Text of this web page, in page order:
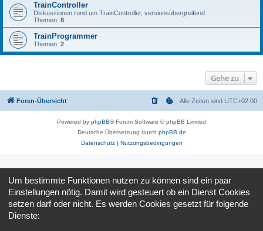
TrainController
Diskussionen rund um TrainController, versionsübergreifend.
Themen: 8
TrainProgrammer
Themen: 2
Gehe zu
Foren-Übersicht Alle Zeiten sind UTC+02:00
Powered by phpBB® Forum Software © phpBB Limited
Deutsche Übersetzung durch phpBB.de
Datenschutz| Nutzungsbedingungen
Um bestimmte Funktionen nutzen zu können sind ein paar
Einstellungen nötig. Damit wird gesteuert ob ein Dienst Cookies
setzen darf oder nicht. Es werden Cookies gesetzt für folgende
Dienste: